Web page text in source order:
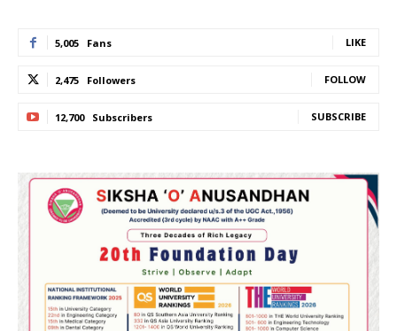
5,005 Fans LIKE
2,475 Followers FOLLOW
12,700 Subscribers SUBSCRIBE